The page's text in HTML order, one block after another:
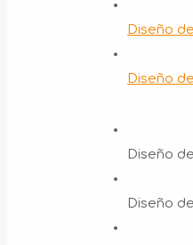
Diseño
Diseño
Diseño
Diseño